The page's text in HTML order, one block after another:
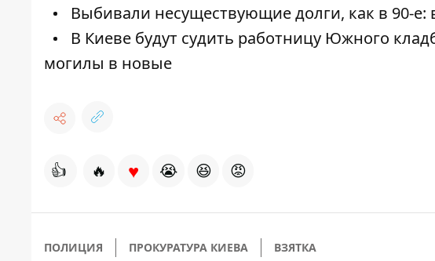
Выбивали несуществующие долги, как в 90-е:
В Киеве будут судить работницу Южного
могилы в новые
👍 🔥 ♥ 😭 😆 😡
ПОЛИЦИЯ ПРОКУРАТУРА КИЕВА ВЗЯТКА